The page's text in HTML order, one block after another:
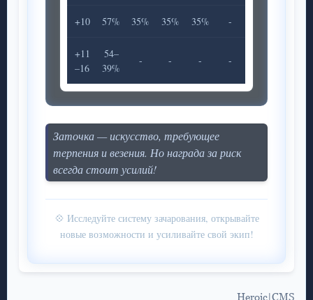
+10 57% 35% 35% 35% -
+11
–16
54–
39%
- - - -
Заточка — искусство, требующее
терпения и везения. Но награда за риск
всегда стоит усилий!
💠 Исследуйте систему зачарования, открывайте
новые возможности и усиливайте свой экип!
Heroic|CMS